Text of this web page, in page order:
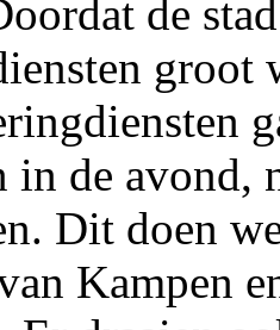
de
groot
in de avond,
Dit doen
Kampen